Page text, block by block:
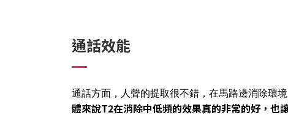
通話效能
通話方面，人聲的提取很不錯，在馬路邊消除環
體來說T2在消除中低頻的效果真的非常的好，也